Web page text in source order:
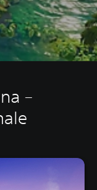
–